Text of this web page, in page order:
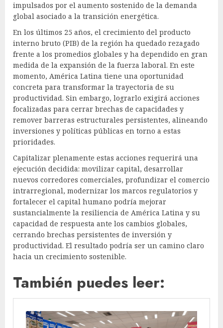
impulsados por el aumento sostenido de la demanda
global asociado a la transición energética.
En los últimos 25 años, el crecimiento del producto
interno bruto (PIB) de la región ha quedado rezagado
frente a los promedios globales y ha dependido en gran
medida de la expansión de la fuerza laboral. En este
momento, América Latina tiene una oportunidad
concreta para transformar la trayectoria de su
productividad. Sin embargo, lograrlo exigirá acciones
focalizadas para cerrar brechas de capacidades y
remover barreras estructurales persistentes, alineando
inversiones y políticas públicas en torno a estas
prioridades.
Capitalizar plenamente estas acciones requerirá una
ejecución decidida: movilizar capital, desarrollar
nuevos corredores comerciales, profundizar el comercio
intrarregional, modernizar los marcos regulatorios y
fortalecer el capital humano podría mejorar
sustancialmente la resiliencia de América Latina y su
capacidad de respuesta ante los cambios globales,
cerrando brechas persistentes de inversión y
productividad. El resultado podría ser un camino claro
hacia un crecimiento sostenible.
También puedes leer: